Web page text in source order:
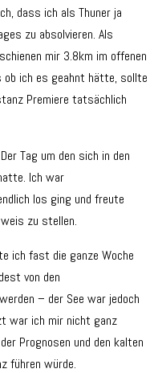
dass ich als Thuner ja
zu absolvieren. Als
mir 3.8km im offenen
ob ich es geahnt hätte, sollte
Premiere tatsächlich
Tag um den sich in den
Ich war
los ging und freute
zu stellen.
ich fast die ganze Woche
von den
– der See war jedoch
war ich mir nicht ganz
Prognosen und den kalten
führen würde.